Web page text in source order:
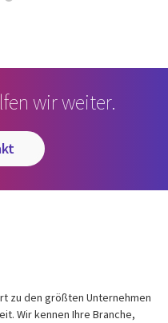
wir weiter.
zu den größten Unternehmen
Wir kennen Ihre Branche,